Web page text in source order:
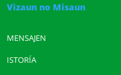
Vizaun no Misaun
MENSAJEN
ISTORÍA